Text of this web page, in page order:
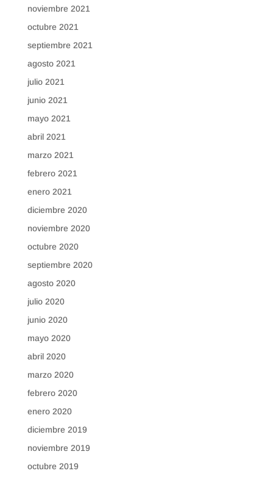
noviembre 2021
octubre 2021
septiembre 2021
agosto 2021
julio 2021
junio 2021
mayo 2021
abril 2021
marzo 2021
febrero 2021
enero 2021
diciembre 2020
noviembre 2020
octubre 2020
septiembre 2020
agosto 2020
julio 2020
junio 2020
mayo 2020
abril 2020
marzo 2020
febrero 2020
enero 2020
diciembre 2019
noviembre 2019
octubre 2019